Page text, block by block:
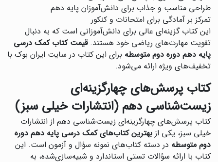
طراحی مناسب و جذاب برای دانش‌آموزان پایه دهم
تمرکز بر آمادگی برای امتحانات و کنکور
این کتاب گزینه‌ای عالی برای دانش‌آموزانی است که به دنبال
تقویت مهارت‌های ریاضی خود هستند.قیمت کتاب کمک درسی
پایه دهم دوره دوم متوسطه برای این کتاب در سایت ایران بوک با
تخفیف‌های ویژه ارائه می‌شود.
کتاب پرسش‌های چهارگزینه‌ای
زیست‌شناسی دهم (انتشارات خیلی سبز)
‌کتاب پرسش‌های چهارگزینه‌ای زیست‌شناسی دهم از انتشارات
خیلی سبز، یکی از بهترین کتاب‌های کمک درسی پایه دهم دوره
دوم متوسطه در دسته کتاب‌های نمونه سؤال و آزمون است. این
کتاب با ارائه سؤالات تستی استاندارد و شبیه‌سازی‌شده، به